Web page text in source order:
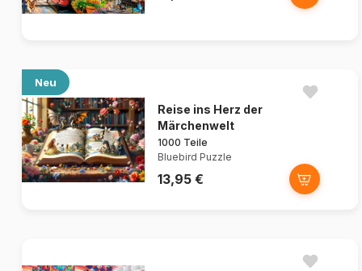
Neu
Reise ins Herz der
Märchenwelt
1000 Teile
Bluebird Puzzle
13,95 €